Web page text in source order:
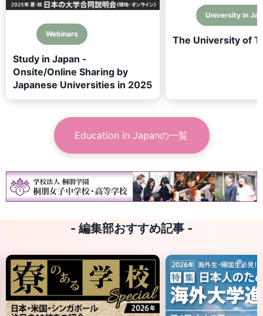
Webinars
Study in Japan -
Onsite/Online Sharing by
Japanese Universities in 2025
University in
The University of
Education in Japanの一覧
- 編集部おすすめ記事 -